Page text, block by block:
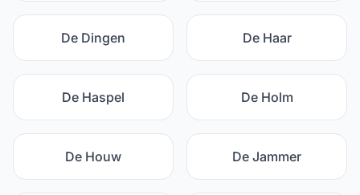
De Dingen De Haar
De Haspel De Holm
De Houw De Jammer